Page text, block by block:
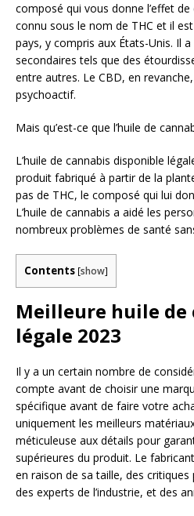
composé qui vous donne l’effet
connu sous le nom de THC et il
pays, y compris aux États-Unis. Il
secondaires tels que des
entre autres. Le CBD, en
psychoactif.
Mais qu’est-ce que l’huile de
L’huile de cannabis disponible
produit fabriqué à partir de la
pas de THC, le composé qui lui
L’huile de cannabis a aidé les
nombreux problèmes de santé
Contents [show]
Meilleure huile de
légale 2023
Il y a un certain nombre de
compte avant de choisir une
spécifique avant de faire votre
uniquement les meilleurs
méticuleuse aux détails pour
supérieures du produit. Le
en raison de sa taille, des
des experts de l’industrie, et des